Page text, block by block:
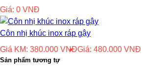
Giá: 0 VNĐ
Côn nhị khúc inox ráp gậy
Giá KM: 380.000 VNĐGiá: 480.000 VNĐ
Sản phẩm tương tự